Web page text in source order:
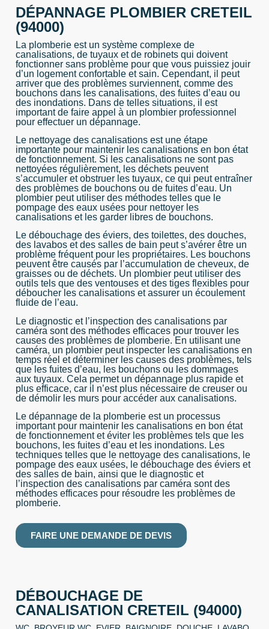
DÉPANNAGE PLOMBIER CRETEIL
(94000)
La plomberie est un système complexe de
canalisations, de tuyaux et de robinets qui doivent
fonctionner sans problème pour que vous puissiez jouir
d’un logement confortable et sain. Cependant, il peut
arriver que des problèmes surviennent, comme des
bouchons dans les canalisations, des fuites d’eau ou
des inondations. Dans de telles situations, il est
important de faire appel à un plombier professionnel
pour effectuer un dépannage.
Le nettoyage des canalisations est une étape
importante pour maintenir les canalisations en bon état
de fonctionnement. Si les canalisations ne sont pas
nettoyées régulièrement, les déchets peuvent
s’accumuler et obstruer les tuyaux, ce qui peut entraîner
des problèmes de bouchons ou de fuites d’eau. Un
plombier peut utiliser des méthodes telles que le
pompage des eaux usées pour nettoyer les
canalisations et les garder libres de bouchons.
Le débouchage des éviers, des toilettes, des douches,
des lavabos et des salles de bain peut s’avérer être un
problème fréquent pour les propriétaires. Les bouchons
peuvent être causés par l’accumulation de cheveux, de
graisses ou de déchets. Un plombier peut utiliser des
outils tels que des ventouses et des tiges flexibles pour
déboucher les canalisations et assurer un écoulement
fluide de l’eau.
Le diagnostic et l’inspection des canalisations par
caméra sont des méthodes efficaces pour trouver les
causes des problèmes de plomberie. En utilisant une
caméra, un plombier peut inspecter les canalisations en
temps réel et déterminer les causes des problèmes, tels
que les fuites d’eau, les bouchons ou les dommages
aux tuyaux. Cela permet un dépannage plus rapide et
plus efficace, car il n’est plus nécessaire de creuser ou
de démolir les murs pour accéder aux canalisations.
Le dépannage de la plomberie est un processus
important pour maintenir les canalisations en bon état
de fonctionnement et éviter les problèmes tels que les
bouchons, les fuites d’eau et les inondations. Les
techniques telles que le nettoyage des canalisations, le
pompage des eaux usées, le débouchage des éviers et
des salles de bain, ainsi que le diagnostic et
l’inspection des canalisations par caméra sont des
méthodes efficaces pour résoudre les problèmes de
plomberie.
FAIRE UNE DEMANDE DE DEVIS
DÉBOUCHAGE DE
CANALISATION CRETEIL (94000)